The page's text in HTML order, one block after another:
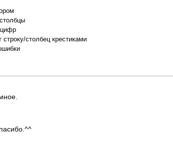
цифр
столбец крестиками